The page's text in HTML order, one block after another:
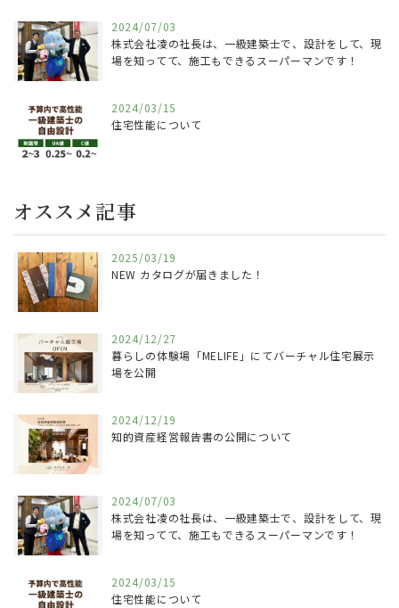
2024/07/03
株式会社凌の社長は、一級建築士で、設計をして、現
場を知ってて、施工もできるスーパーマンです！
2024/03/15
住宅性能について
オススメ記事
2025/03/19
NEW カタログが届きました！
2024/12/27
暮らしの体験場「MELIFE」にてバーチャル住宅展示
場を公開
2024/12/19
知的資産経営報告書の公開について
2024/07/03
株式会社凌の社長は、一級建築士で、設計をして、現
場を知ってて、施工もできるスーパーマンです！
2024/03/15
住宅性能について